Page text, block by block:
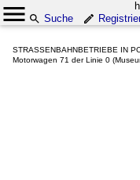
Suche
STRASSENBAHNBETRIEBE IN
Motorwagen 71 der Linie 0